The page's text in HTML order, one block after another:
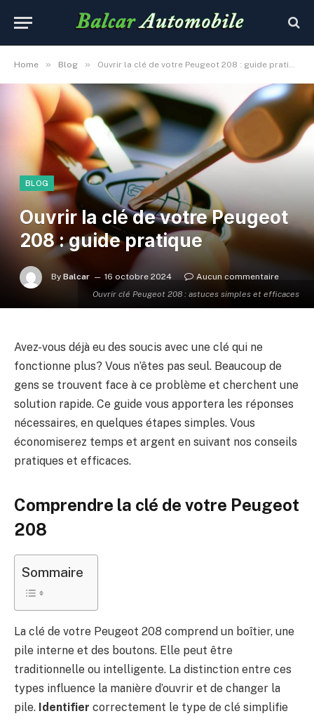
Home » Blog » Ouvrir la clé de votre Peugeot 208 : guide pratique
Ouvrir clé Peugeot 208 : astuces simples et efficaces
BLOG
Ouvrir la clé de votre Peugeot
208 : guide pratique
By Balcar 16 octobre 2024 Aucun commentaire
Avez-vous déjà eu des soucis avec une clé qui ne
fonctionne plus? Vous n’êtes pas seul. Beaucoup de
gens se trouvent face à ce problème et cherchent une
solution rapide. Ce guide vous apportera les réponses
nécessaires, en quelques étapes simples. Vous
économiserez temps et argent en suivant nos conseils
pratiques et efficaces.
Comprendre la clé de votre Peugeot
208
Sommaire
La clé de votre Peugeot 208 comprend un boîtier, une
pile interne et des boutons. Elle peut être
traditionnelle ou intelligente. La distinction entre ces
types influence la manière d’ouvrir et de changer la
pile. Identifier correctement le type de clé simplifie